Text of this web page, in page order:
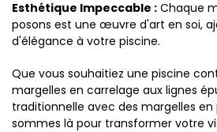
Esthétique Impeccable : Chaque
posons est une œuvre d'art en soi,
d'élégance à votre piscine.
Que vous souhaitiez une piscine
margelles en carrelage aux lignes
traditionnelle avec des margelles en
sommes là pour transformer votre